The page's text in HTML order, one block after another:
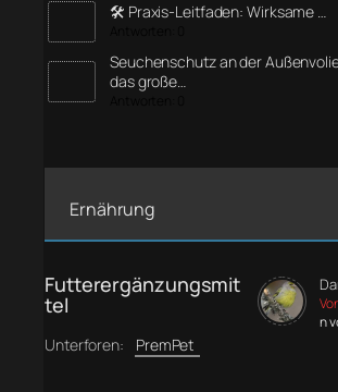
🛠️ Praxis-Leitfaden: Wirksame …
Seuchenschutz an der
das große…
Ernährung
Futterergänzungsmit
tel
Unterforen: PremPet
n